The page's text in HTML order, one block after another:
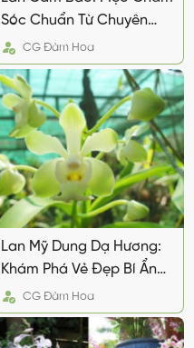
Sóc Chuẩn Từ Chuyên
GiaCG Đàm Hoa
Lan Mỹ Dung Dạ Hương:
Khám Phá Vẻ Đẹp Bí Ẩn
Quyến Rũ
CG Đàm Hoa